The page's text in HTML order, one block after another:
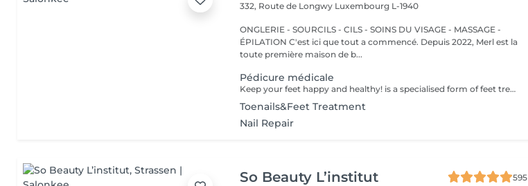
332, Route de Longwy Luxembourg L-1940
ONGLERIE - SOURCILS - CILS - SOINS DU VISAGE - MASSAGE -
ÉPILATION C'est ici que tout a commencé. Depuis 2022, Merl est la
toute première maison de b...
Pédicure médicale
Keep your feet happy and healthy! is a specialised form of feet treatment where a nail master eliminates such problems as calluses, cracks and deformed nails etc. How is pedicure medical done? - problem is identified - feet are disinfected and softened - calloused skin is removed - nail plate is treated - skin is treated - medical cream is applied Age restrictions: recommended to do from 16 years. Post procedure recommendations: professional home care is recommended after the procedure. Frequency: once in 3-4 weeks.
Toenails&Feet Treatment
Nail Repair
So Beauty L’institut
595